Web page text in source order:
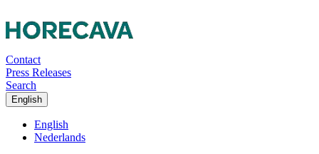
Contact
Press Releases
Search
English
English
Nederlands